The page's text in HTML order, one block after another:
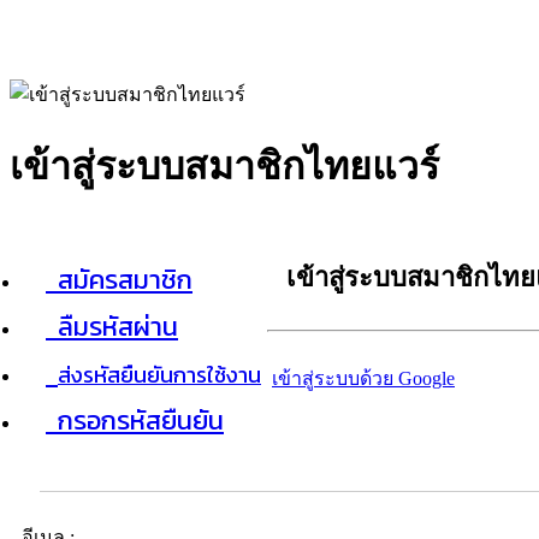
เข้าสู่ระบบสมาชิกไทยแวร์
สมัครสมาชิก
ลืมรหัสผ่าน
ส่งรหัสยืนยันการใช้งาน
กรอกรหัสยืนยัน
เข้าสู่ระบบสมาชิกไท
เข้าสู่ระบบด้วย Google